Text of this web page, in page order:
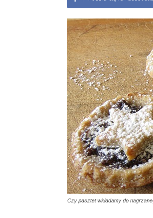
Czy pasztet wkładamy do